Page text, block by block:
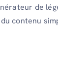
de
contenu